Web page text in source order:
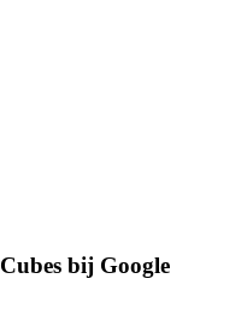
bij Google